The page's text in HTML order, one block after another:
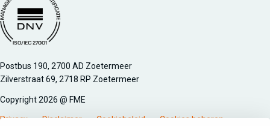
Managementsyteem certificatie DNV iso/iec 27001
Postbus 190, 2700 AD Zoetermeer
Zilverstraat 69, 2718 RP Zoetermeer
Copyright 2026 @ FME
Privacy Disclaimer Cookiebeleid Cookies beheren